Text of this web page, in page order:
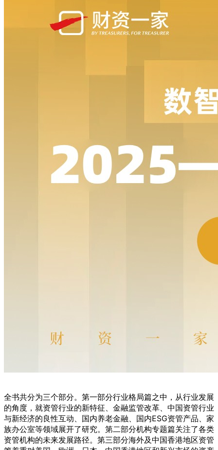
全书共分为三个部分。第一部分行业格局篇之中，从行业发展
的角度，就资管行业的新特征、金融监管改革、中国资管行业
与新经济的良性互动、国内养老金融、国内ESG资管产品、家
族办公室等领域展开了研究。第二部分机构专题篇关注了各类
资管机构的未来发展路径。第三部分海外及中国香港地区资管